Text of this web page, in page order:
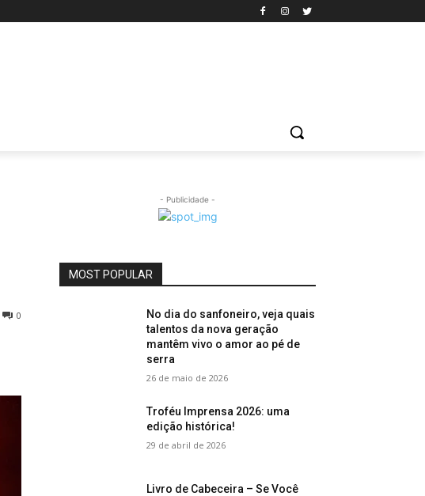
0
- Publicidade -
MOST POPULAR
No dia do sanfoneiro, veja quais
talentos da nova geração
mantêm vivo o amor ao pé de
serra
26 de maio de 2026
Troféu Imprensa 2026: uma
edição histórica!
29 de abril de 2026
Livro de Cabeceira – Se Você